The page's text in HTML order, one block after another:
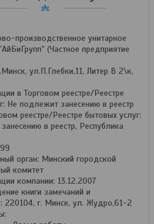
производственное унитарное
(Частное предприятие
ул.П.Глебки,11, Литер В 2\к,
в Торговом реестре/Реестре
Не подлежит занесению в реестр
реестре/Реестре бытовых услуг:
в реестр, Республика
орган: Минский городской
комитет
компании: 13.12.2007
книги замечаний и
220104, г. Минск, ул. Жудро,61-2